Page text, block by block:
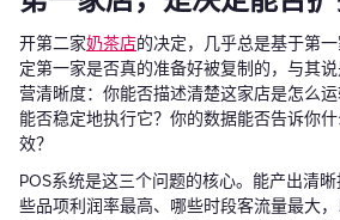
开第二家奶茶店的决定，几乎总是基于第
定第一家是否真的准备好被复制的，与其
营清晰度：你能否描述清楚这家店是怎么
能否稳定地执行它？你的数据能否告诉你
效？
POS系统是这三个问题的核心。能产出清
些品项利润率最高、哪些时段客流量最大